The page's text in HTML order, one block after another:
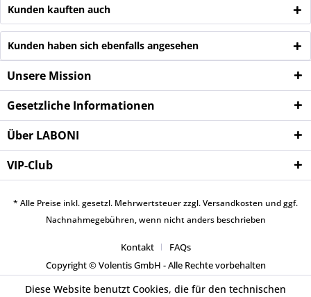
Kunden kauften auch
Kunden haben sich ebenfalls angesehen
Unsere Mission
Gesetzliche Informationen
Über LABONI
VIP-Club
* Alle Preise inkl. gesetzl. Mehrwertsteuer zzgl.Versandkosten und ggf.
Nachnahmegebühren, wenn nicht anders beschrieben
Kontakt
FAQs
Copyright © Volentis GmbH - Alle Rechte vorbehalten
Diese Website benutzt Cookies, die für den technischen